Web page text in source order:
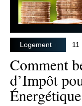
Logement 11
Comment
d’Impôt